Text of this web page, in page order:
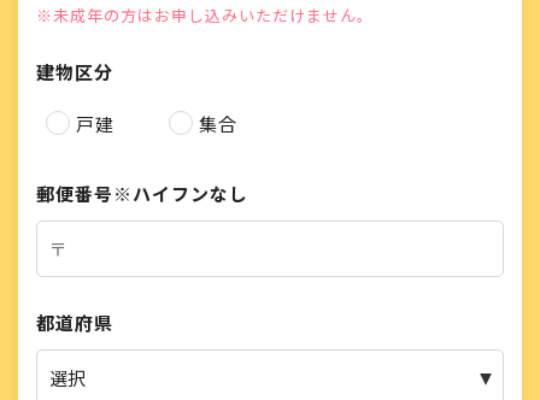
※未成年の方はお申し込みいただけません。
建物区分
戸建 集合
郵便番号※ハイフンなし
都道府県